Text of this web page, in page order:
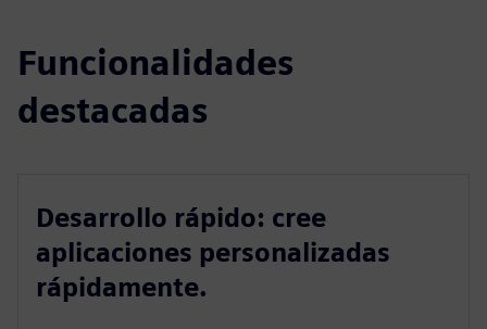
Funcionalidades
destacadas
Desarrollo rápido: cree
aplicaciones personalizadas
rápidamente.